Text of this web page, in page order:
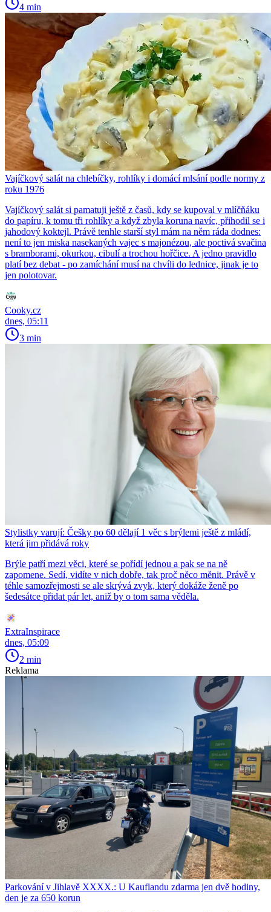
4 min
Vajíčkový salát na chlebíčky, rohlíky i domácí mlsání podle normy z
roku 1976
Vajíčkový salát si pamatuji ještě z časů, kdy se kupoval v mlíčňáku
do papíru, k tomu tři rohlíky a když zbyla koruna navíc, přihodil se i
jahodový koktejl. Právě tenhle starší styl mám na něm ráda dodnes:
není to jen miska nasekaných vajec s majonézou, ale poctivá svačina
s bramborami, okurkou, cibulí a trochou hořčice. A jedno pravidlo
platí bez debat - po zamíchání musí na chvíli do lednice, jinak je to
jen polotovar.
Cooky.cz
dnes, 05:11
3 min
Stylistky varují: Češky po 60 dělají 1 věc s brýlemi ještě z mládí,
která jim přidává roky
Brýle patří mezi věci, které se pořídí jednou a pak se na ně
zapomene. Sedí, vidíte v nich dobře, tak proč něco měnit. Právě v
téhle samozřejmosti se ale skrývá zvyk, který dokáže ženě po
šedesátce přidat pár let, aniž by o tom sama věděla.
ExtraInspirace
dnes, 05:09
2 min
Reklama
Parkování v Jihlavě XXXX.: U Kauflandu zdarma jen dvě hodiny,
den je za 650 korun